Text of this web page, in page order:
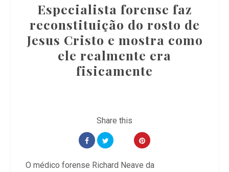
Especialista forense faz
reconstituição do rosto de
Jesus Cristo e mostra como
ele realmente era
fisicamente
O médico forense Richard Neave da